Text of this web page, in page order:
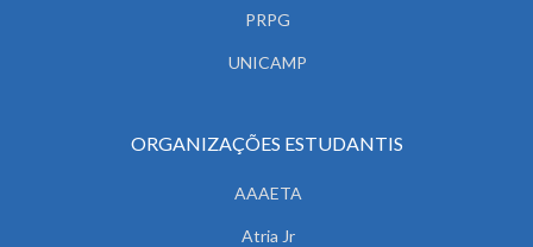
PRPG
UNICAMP
ORGANIZAÇÕES ESTUDANTIS
AAAETA
Atria Jr